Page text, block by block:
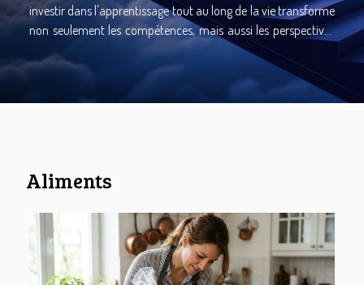
investir dans l'apprentissage tout au long de la vie transforme
non seulement les compétences, mais aussi les perspectives
d'avenir professionnel.Comprendre la formation continue La
formation continue désigne l'ensemble des dispositifs
permettant aux actifs d'acquérir de nouvelles compétences
ou de perfectionner celles déjà acquises tout au long de leur
marché du travail et soutenir...
Aliments